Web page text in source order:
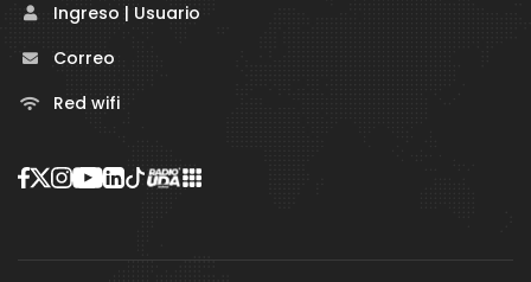
Ingreso | Usuario
Correo
Red wifi